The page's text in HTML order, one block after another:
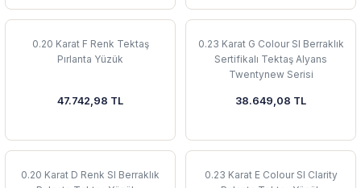
0.20 Karat F Renk Tektaş
Pırlanta Yüzük
47.742,98 TL
0.23 Karat G Colour SI Berraklık
Sertifikalı Tektaş Alyans
Twentynew Serisi
38.649,08 TL
0.20 Karat D Renk SI Berraklık
0.23 Karat E Colour SI Clarity